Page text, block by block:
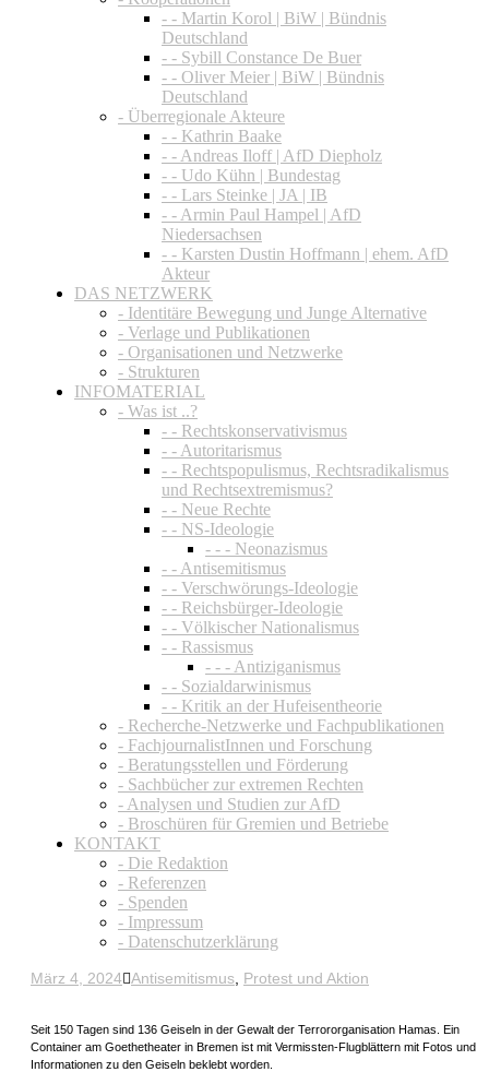
- - Martin Korol | BiW | Bündnis
Deutschland
- - Sybill Constance De Buer
- - Oliver Meier | BiW | Bündnis
Deutschland
- Überregionale Akteure
- - Kathrin Baake
- - Andreas Iloff | AfD Diepholz
- - Udo Kühn | Bundestag
- - Lars Steinke | JA | IB
- - Armin Paul Hampel | AfD
Niedersachsen
- - Karsten Dustin Hoffmann | ehem. AfD
Akteur
DAS NETZWERK
- Identitäre Bewegung und Junge Alternative
- Verlage und Publikationen
- Organisationen und Netzwerke
- Strukturen
INFOMATERIAL
- Was ist ..?
- - Rechtskonservativismus
- - Autoritarismus
- - Rechtspopulismus, Rechtsradikalismus
und Rechtsextremismus?
- - Neue Rechte
- - NS-Ideologie
- - - Neonazismus
- - Antisemitismus
- - Verschwörungs-Ideologie
- - Reichsbürger-Ideologie
- - Völkischer Nationalismus
- - Rassismus
- - - Antiziganismus
- - Sozialdarwinismus
- - Kritik an der Hufeisentheorie
- Recherche-Netzwerke und Fachpublikationen
- FachjournalistInnen und Forschung
- Beratungsstellen und Förderung
- Sachbücher zur extremen Rechten
- Analysen und Studien zur AfD
- Broschüren für Gremien und Betriebe
KONTAKT
- Die Redaktion
- Referenzen
- Spenden
- Impressum
- Datenschutzerklärung
März 4, 2024 Antisemitismus Protest und Aktion
Seit 150 Tagen sind 136 Geiseln in der Gewalt der Terrororganisation Hamas. Ein
Container am Goethetheater in Bremen ist mit Vermissten-Flugblättern mit Fotos und
Informationen zu den Geiseln beklebt worden.